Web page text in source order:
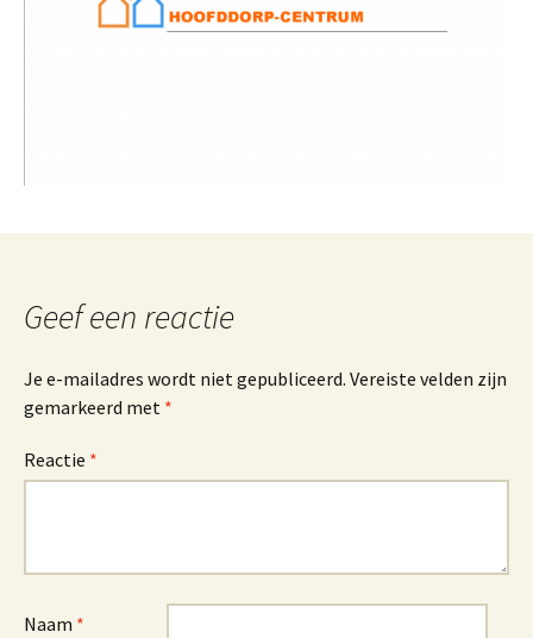
Geef een reactie
Je e-mailadres wordt niet gepubliceerd. Vereiste velden zijn
gemarkeerd met *
Reactie *
Naam *